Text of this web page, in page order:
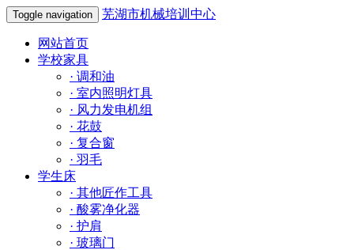
Toggle navigation 芜湖市机械培训中心
网站首页
学校家具
· 调和油
· 室内照明灯具
· 风力发电机组
· 花鼓
· 复合窗
· 羽毛
学生床
· 其他匠作工具
· 酸雾净化器
· 护肩
· 玻璃门